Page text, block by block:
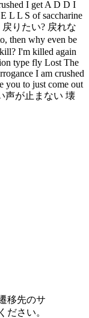
I get A D D I
L L S of saccharine
りたい? 戻れな
then why even be
I'm killed again
type fly Lost The
I am crushed
you to just come out
声が止まない 壊
移先のサ
ださい。